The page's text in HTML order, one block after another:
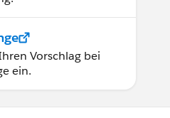
Vorschlag bei
ein.